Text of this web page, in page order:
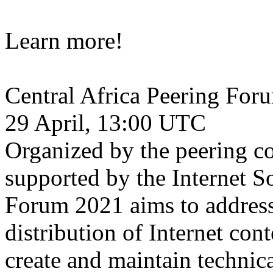
Learn more!
Central Africa Peering
29 April, 13:00 UTC
Organized by the peering
supported by the Internet
Forum 2021 aims to
distribution of Internet
create and maintain